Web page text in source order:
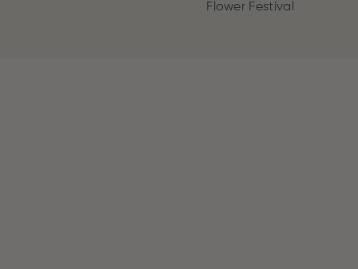
Flower Festival